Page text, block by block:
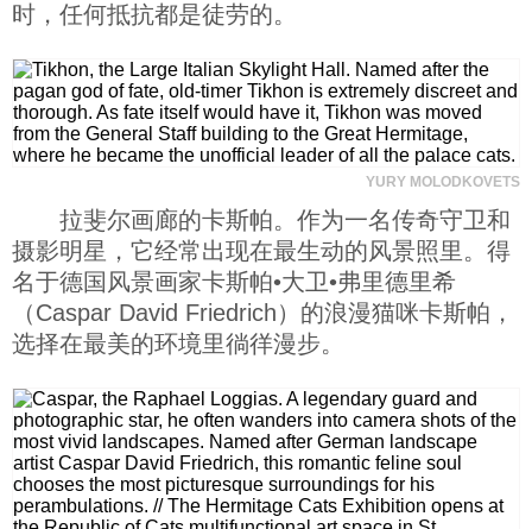
时，任何抵抗都是徒劳的。
YURY MOLODKOVETS
拉斐尔画廊的卡斯帕。作为一名传奇守卫和
摄影明星，它经常出现在最生动的风景照里。得
名于德国风景画家卡斯帕•大卫•弗里德里希
（Caspar David Friedrich）的浪漫猫咪卡斯帕，
选择在最美的环境里徜徉漫步。